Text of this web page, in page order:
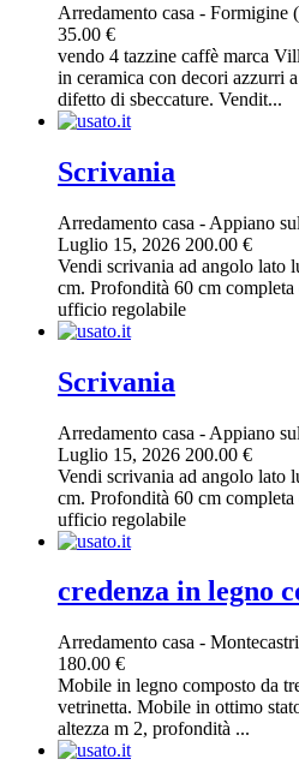
Arredamento casa - Formigine
35.00 €
vendo 4 tazzine caffè marca
in ceramica con decori azzurri
difetto di sbeccature. Vendit...
Scrivania
Arredamento casa - Appiano
Luglio 15, 2026 200.00 €
Vendi scrivania ad angolo lato
cm. Profondità 60 cm completa
ufficio regolabile
Scrivania
Arredamento casa - Appiano
Luglio 15, 2026 200.00 €
Vendi scrivania ad angolo lato
cm. Profondità 60 cm completa
ufficio regolabile
credenza in legno
Arredamento casa -
180.00 €
Mobile in legno composto da
vetrinetta. Mobile in ottimo
altezza m 2, profondità ...